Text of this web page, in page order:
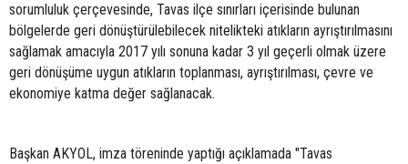
sorumluluk çerçevesinde, Tavas ilçe sınırları içerisinde bulunan
bölgelerde geri dönüştürülebilecek nitelikteki atıkların ayrıştırılmasını
sağlamak amacıyla 2017 yılı sonuna kadar 3 yıl geçerli olmak üzere
geri dönüşüme uygun atıkların toplanması, ayrıştırılması, çevre ve
ekonomiye katma değer sağlanacak.
Başkan AKYOL, imza töreninde yaptığı açıklamada "Tavas